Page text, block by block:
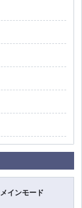
メインモード